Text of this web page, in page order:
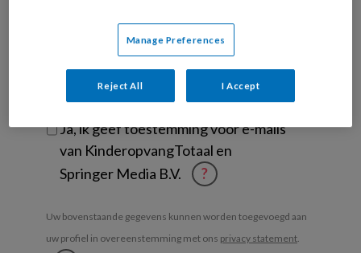
Ontvang iedere zondag het
Management Kinderopvang
Weekoverzicht
Ja, ik geef toestemming voor e-mails
van KinderopvangTotaal en
Springer Media B.V.
?
Uw bovenstaande gegevens kunnen worden toegevoegd aan
uw profiel in overeenstemming met ons privacy statement.
Manage Preferences
Reject All I Accept